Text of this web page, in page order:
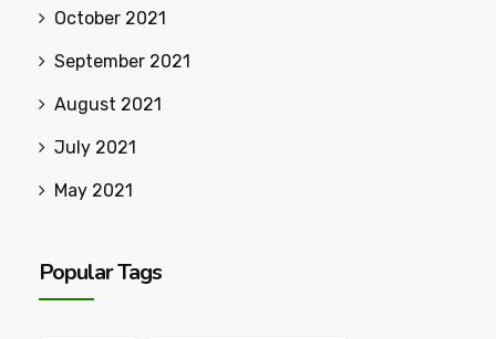
October 2021
September 2021
August 2021
July 2021
May 2021
Popular Tags